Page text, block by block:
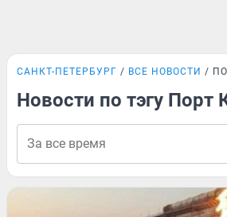
САНКТ-ПЕТЕРБУРГ ВСЕ НОВОСТИ
Новости по тэгу Порт